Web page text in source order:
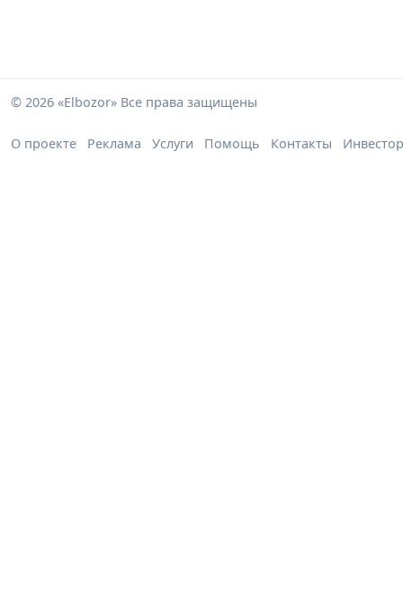
© 2026 «Elbozor» Все права защищены
О проекте Реклама Услуги Помощь Контакты